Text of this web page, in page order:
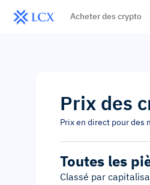
Acheter des crypto
Prix des
Prix en direct pour des
Toutes les
Classé par